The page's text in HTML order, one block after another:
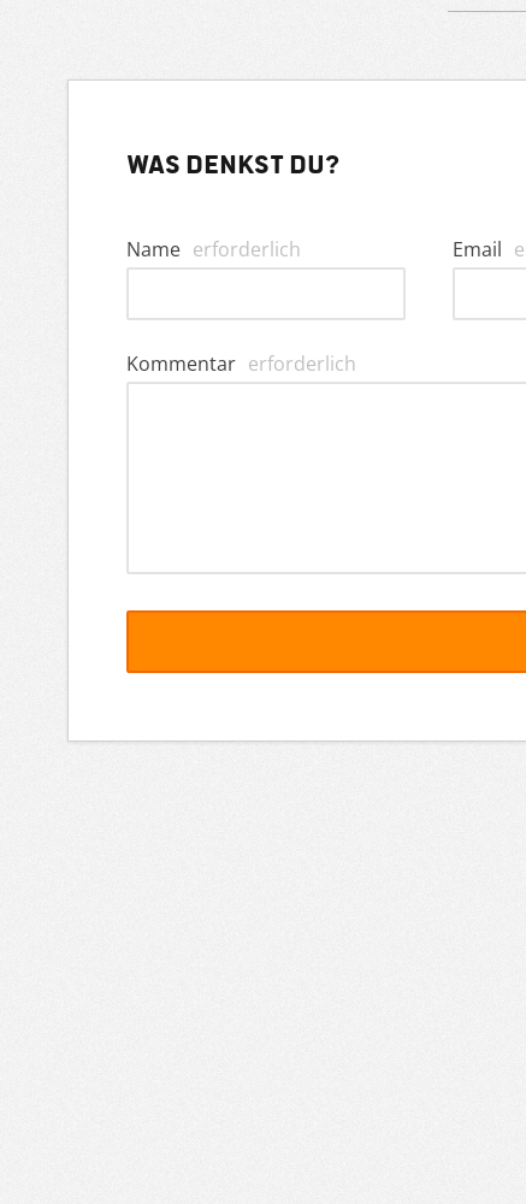
Was denkst du?
Name erforderlich Email
Kommentar erforderlich